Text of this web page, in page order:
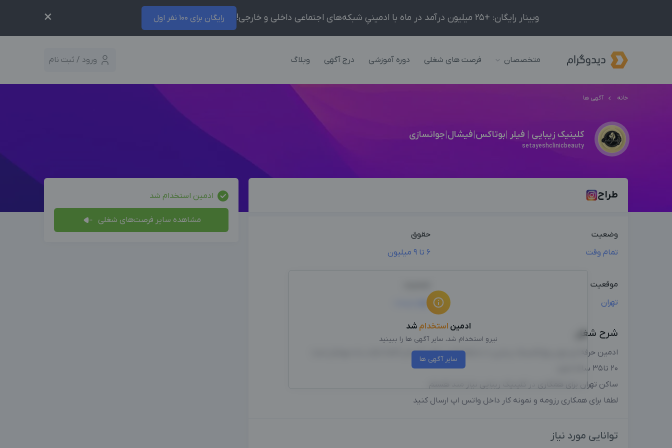
وبینار رایگان: +25 میلیون درآمد در ماه با ادمینیِ شبکه‌های اجتماعی داخلی و خارجی! رایگان برای 100 نفر اول ×
متخصصان فرصت های شغلی دوره آموزشی درج آگهی وبلاگ ورود / ثبت نام
خانه آگهی ها
کلینیک زیبایی | فیلر |بوتاکس|فیشال|جوانسازی
setayeshclinicbeauty
طراح
وضعیت
تمام وقت
حقوق
6 تا 9 میلیون
موقعیت
تهران
مهم نیست
شرح شغل
ادمین حرفه ای برای پیج کلینیک زیبایی با سابقه کاری بالای ۳ سال کاملا مثلت به سوشال مدیا
۲۰ تا۳۵ ساله مجرد
ساکن تهران برای همکاری در کلینیک زیبایی نیاز مند هستم
لطفا برای همکاری رزومه و نمونه کار داخل واتس اپ ارسال کنید
توانایی مورد نیاز
ادمین استخدام شد
نیرو استخدام شد، سایر آگهی ها را ببینید
سایر آگهی ها
ادمین استخدام شد
مشاهده سایر فرصت‌های شغلی